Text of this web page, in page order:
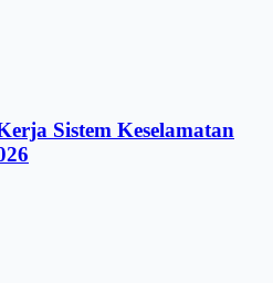
Sistem Keselamatan